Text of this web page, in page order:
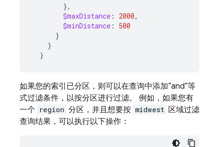
}
$maxDistance : 2000
$minDistance :
500
}
}
}
如果您的索引已分区，则可以在查询中添加“and”等
式过滤条件，以按分区进行过滤。 例如，如果您有
一个 region 分区，并且想要按 midwest 区域过滤
查询结果，可以执行以下操作：